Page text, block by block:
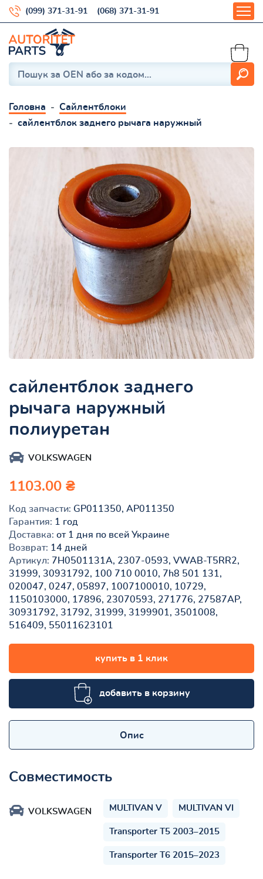
(099) 371-31-91 (068) 371-31-91
Головна
Сайлентблоки
сайлентблок заднего рычага наружный
сайлентблок заднего
рычага наружный
полиуретан
VOLKSWAGEN
1103.00 ₴
Код запчасти: GP011350, AP011350
Гарантия: 1 год
Доставка: от 1 дня по всей Украине
Возврат: 14 дней
Артикул: 7H0501131A, 2307-0593, VWAB-T5RR2,
31999, 30931792, 100 710 0010, 7h8 501 131,
020047, 0247, 05897, 1007100010, 10729,
1150103000, 17896, 23070593, 271776, 27587AP,
30931792, 31792, 31999, 3199901, 3501008,
516409, 55011623101
купить в 1 клик
добавить в корзину
Опис
Совместимость
VOLKSWAGEN MULTIVAN V MULTIVAN VI
Transporter T5 2003–2015
Transporter T6 2015–2023